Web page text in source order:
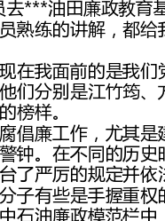
所涌现的六位优秀共产党员的光辉形象，他们分别是江竹筠、方志敏、王进喜、焦
展览展示出我党从建立之初就十分重视反腐倡廉工作，尤其是建国之初严惩刘青
山、张子善等更是给我们每位党员敲响了警钟。在不同的历史时期我党的领袖对反
腐倡廉工作都做出了重要的指示，同时出台了严厉的规定并依法惩治了一大批腐败
分子。在案例展览部分，我看到这些腐败分子有些是手握重权的政治局常委，有些
敬的石油岗位廉政模范。最后，参观了***油田的廉政建设及***油田自成立以来，
通过这次学习，特别是正反两方面的案例教学给我的启发和教育很大。在正反两方
面的案例中，既有高级干部，也有中层干部至基层干部，既有远在祖国其他省市及
油田干部，也有近在***油田的干部，由次我感到作为一名党员，只有加强学习，
提高修养，廉洁自律才有资格成为一名合格的党员，如果放松思想学习，不严于律